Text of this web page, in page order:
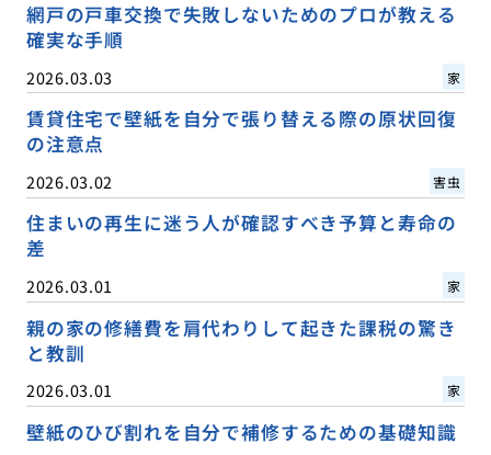
網戸の戸車交換で失敗しないためのプロが教える
確実な手順
2026.03.03 家
賃貸住宅で壁紙を自分で張り替える際の原状回復
の注意点
2026.03.02 害虫
住まいの再生に迷う人が確認すべき予算と寿命の
差
2026.03.01 家
親の家の修繕費を肩代わりして起きた課税の驚き
と教訓
2026.03.01 家
壁紙のひび割れを自分で補修するための基礎知識